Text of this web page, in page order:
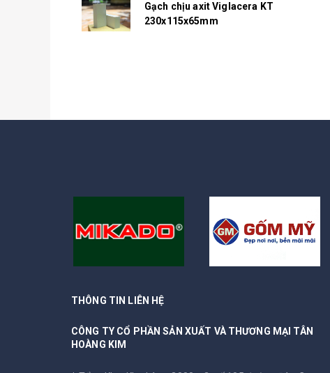
Gạch chịu axit Viglacera KT
230x115x65mm
THÔNG TIN LIÊN HỆ
CÔNG TY CỔ PHẦN SẢN XUẤT VÀ THƯƠNG MẠI TÂN
HOÀNG KIM